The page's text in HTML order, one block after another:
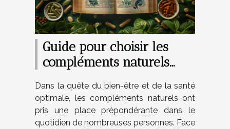
Guide pour choisir les
compléments naturels
spécifiques
Dans la quête du bien-être et de la santé
optimale, les compléments naturels ont
pris une place prépondérante dans le
quotidien de nombreuses personnes. Face